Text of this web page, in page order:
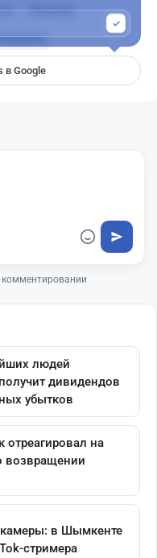
Продажа
в Google